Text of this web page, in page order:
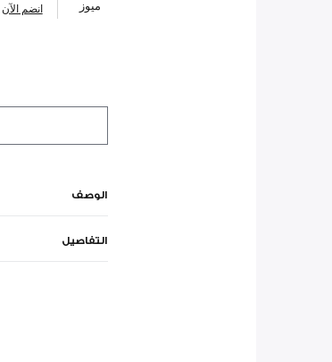
ميوز انضم الآن
الوصف
التفاصيل